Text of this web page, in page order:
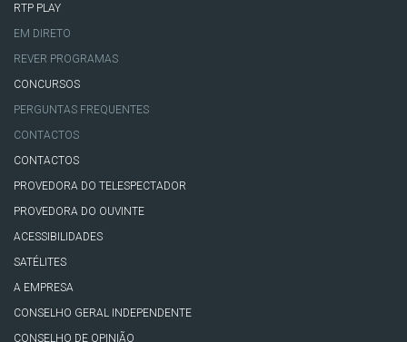
RTP PLAY
EM DIRETO
REVER PROGRAMAS
CONCURSOS
PERGUNTAS FREQUENTES
CONTACTOS
CONTACTOS
PROVEDORA DO TELESPECTADOR
PROVEDORA DO OUVINTE
ACESSIBILIDADES
SATÉLITES
A EMPRESA
CONSELHO GERAL INDEPENDENTE
CONSELHO DE OPINIÃO